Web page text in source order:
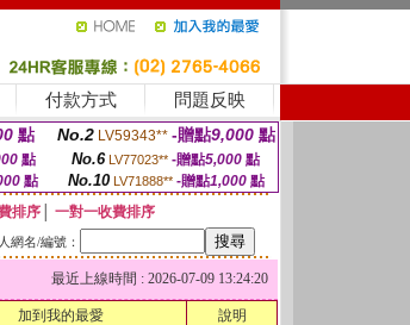
付款方式 問題反映
點 No.2 LV59343** -贈點9,000 點
點 No.6 LV77023** -贈點5,000點
點 No.10 LV71888** -贈點1,000 點
排序
一對一收費排序
網名/編號：
最近上線時間 : 2026-07-09 13:24:20
加到我的最愛 說明